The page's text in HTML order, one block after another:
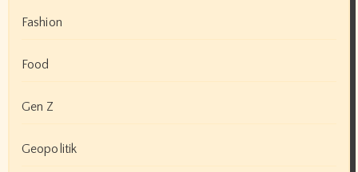
Fashion
Food
Gen Z
Geopolitik